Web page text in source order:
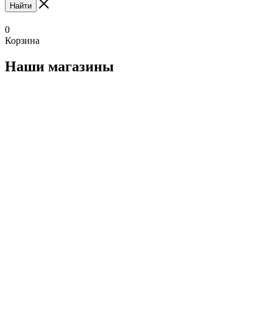
Найти
0
Корзина
Наши магазины